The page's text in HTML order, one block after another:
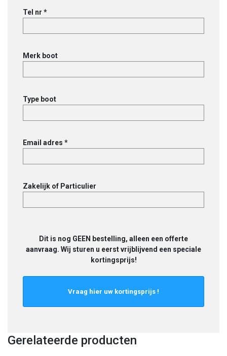
Tel nr *
Merk boot
Type boot
Email adres *
Zakelijk of Particulier
Dit is nog GEEN bestelling, alleen een offerte
aanvraag. Wij sturen u eerst vrijblijvend een speciale
kortingsprijs!
Gerelateerde producten